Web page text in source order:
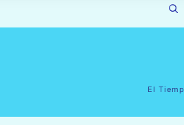
de Interés General y Legislativo,
El